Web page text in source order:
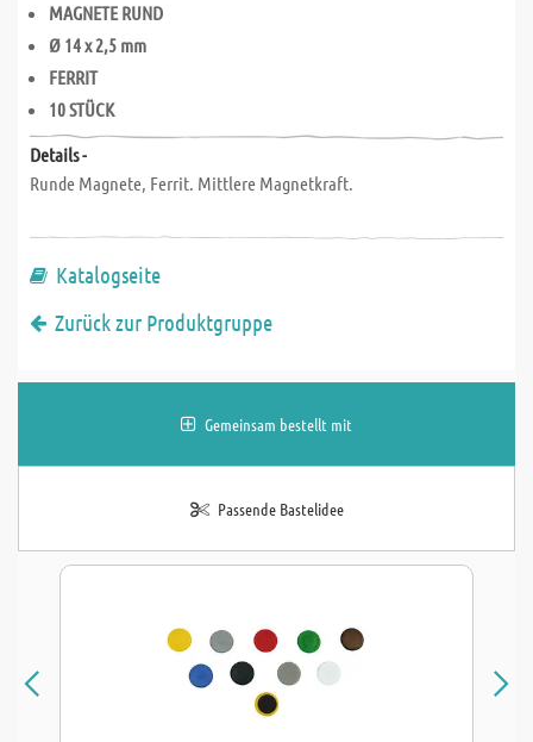
MAGNETE RUND
Ø 14 x 2,5 mm
FERRIT
10 STÜCK
Details -
Runde Magnete, Ferrit. Mittlere Magnetkraft.
Katalogseite
Zurück zur Produktgruppe
Gemeinsam bestellt mit
Passende Bastelidee